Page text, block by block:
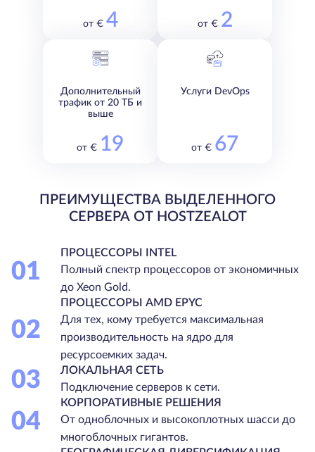
от € 4 от € 2
Дополнительный
трафик от 20 ТБ и
выше
от € 19
Услуги DevOps
от € 67
ПРЕИМУЩЕСТВА ВЫДЕЛЕННОГО
СЕРВЕРА ОТ HOSTZEALOT
01
ПРОЦЕССОРЫ INTEL
Полный спектр процессоров от экономичных
до Xeon Gold.
02
ПРОЦЕССОРЫ AMD EPYC
Для тех, кому требуется максимальная
производительность на ядро для
ресурсоемких задач.
03
ЛОКАЛЬНАЯ СЕТЬ
Подключение серверов к сети.
04
КОРПОРАТИВНЫЕ РЕШЕНИЯ
От одноблочных и высокоплотных шасси до
многоблочных гигантов.